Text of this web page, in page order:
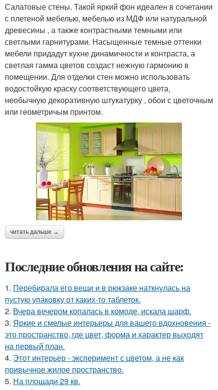
Салатовые стены. Такой яркий фон идеален в сочетании
с плетеной мебелью, мебелью из МДФ или натуральной
древесины , а также контрастными темными или
светлыми гарнитурами. Насыщенные темные оттенки
мебели придадут кухне динамичности и контраста, а
светлая гамма цветов создаст нежную гармонию в
помещении. Для отделки стен можно использовать
водостойкую краску соответствующего цвета,
необычную декоративную штукатурку , обои с цветочным
или геометричым принтом.
читать дальше →
Последние обновления на сайте:
1. Перебирала его вещи и в рюкзаке наткнулась на
пустую упаковку от каких-то таблеток.
2. Вчера вечером копалась в комоде, искала шарф.
3. Яркие и смелые интерьеры для вашего вдохновения -
это пространство, где цвет, форма и характер выходят
на первый план.
4. Этот интерьер - эксперимент с цветом, а не как
привычное жилое пространство.
5. На площади 29 кв.